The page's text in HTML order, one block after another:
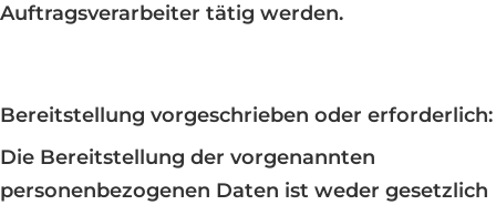
Auftragsverarbeiter tätig werden.
Bereitstellung vorgeschrieben oder erforderlich:
Die Bereitstellung der vorgenannten
personenbezogenen Daten ist weder gesetzlich